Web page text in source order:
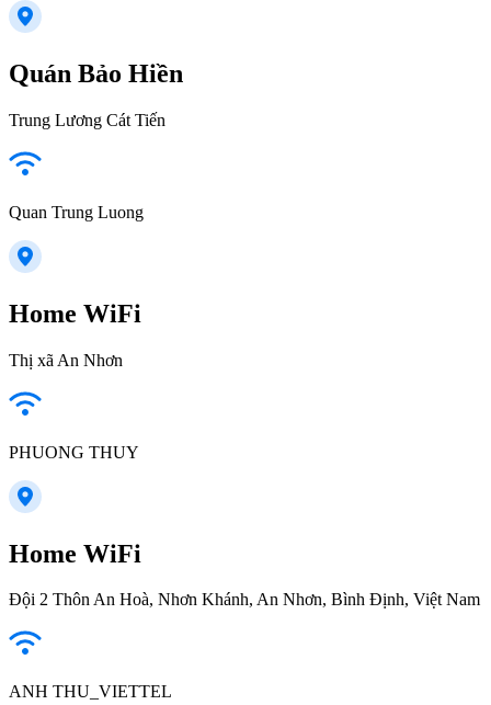
Quán Bảo Hiền
Trung Lương Cát Tiến
Quan Trung Luong
Home WiFi
Thị xã An Nhơn
PHUONG THUY
Home WiFi
Đội 2 Thôn An Hoà, Nhơn Khánh, An Nhơn, Bình Định, Việt Nam
ANH THU_VIETTEL